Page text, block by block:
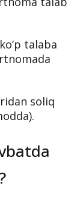
talaba
soliq